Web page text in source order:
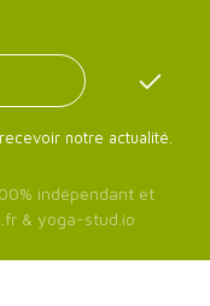
notre actualité.
indépendant et
& yoga-stud.io